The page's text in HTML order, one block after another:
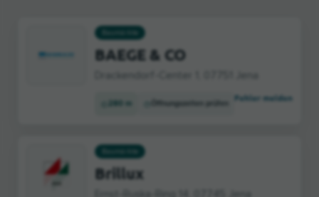
BAEGE & CO
280 m Öffnungszeiten prüfen
Fehler melden
Brillux